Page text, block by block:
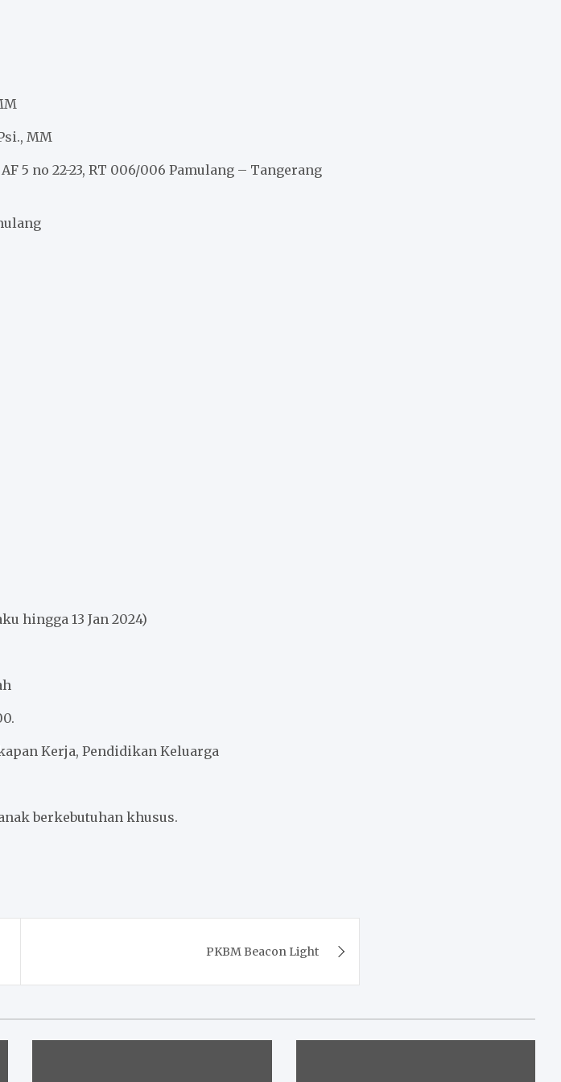
MM
5 no 22-23, RT 006/006 Pamulang – Tangerang
hingga 13 Jan 2024)
Kerja, Pendidikan Keluarga
berkebutuhan khusus.
PKBM Beacon Light